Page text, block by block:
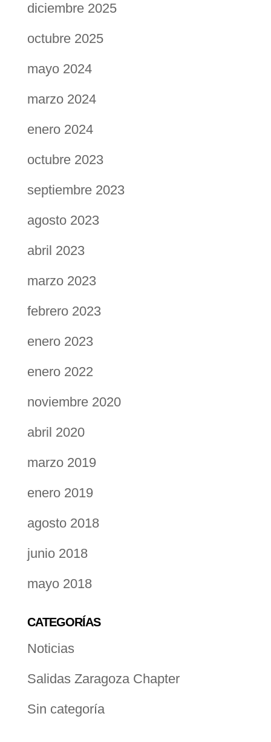
diciembre 2025
octubre 2025
mayo 2024
marzo 2024
enero 2024
octubre 2023
septiembre 2023
agosto 2023
abril 2023
marzo 2023
febrero 2023
enero 2023
enero 2022
noviembre 2020
abril 2020
marzo 2019
enero 2019
agosto 2018
junio 2018
mayo 2018
CATEGORÍAS
Noticias
Salidas Zaragoza Chapter
Sin categoría